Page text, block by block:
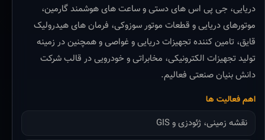
دریایی، جی پی اس های دستی و ساعت های هوشمند گارمین،
موتورهای دریایی و قطعات موتور سوزوکی، فرمان های هیدرولیک
قایق، تامین کننده تجهیزات دریایی و غواصی و همچنین در زمینه
تولید تجهیزات الکترونیکی، مخابراتی و خودرویی در قالب شرکت
دانش بنیان صنعتی فعالیم.
اهم فعالیت ها
نقشه زمینی، ژئودزی و GIS